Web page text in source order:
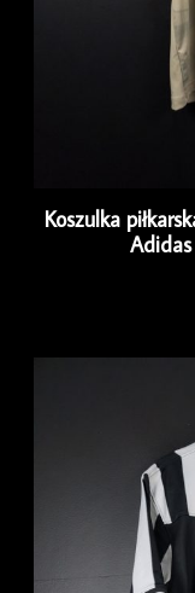
Koszulka